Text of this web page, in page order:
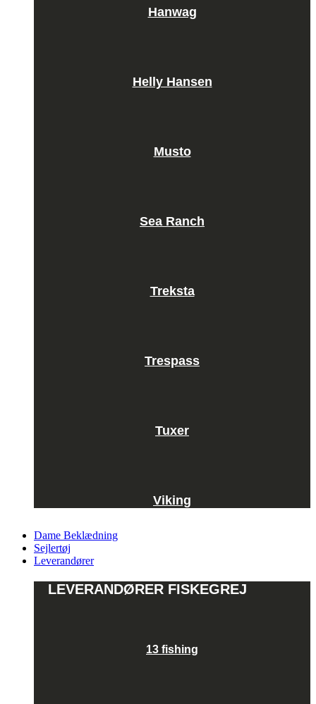
Hanwag
Helly Hansen
Musto
Sea Ranch
Treksta
Trespass
Tuxer
Viking
Dame Beklædning
Sejlertøj
Leverandører
LEVERANDØRER FISKEGREJ
13 fishing